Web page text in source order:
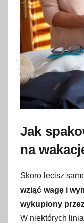
Jak
na
Skoro lecisz
wziąć wagę i
wykupiony
W niektórych